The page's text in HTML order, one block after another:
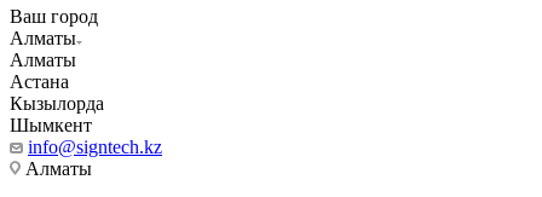
Ваш город
Алматы
Алматы
Астана
Кызылорда
Шымкент
info@signtech.kz
Алматы